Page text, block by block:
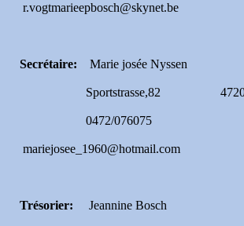
r.vogtmarieepbosch@skynet.be
Secrétaire: Marie josée Nyssen
Sportstrasse,82 4720 La
0472/076075
mariejosee_1960@hotmail.com
Trésorier: Jeannine Bosch